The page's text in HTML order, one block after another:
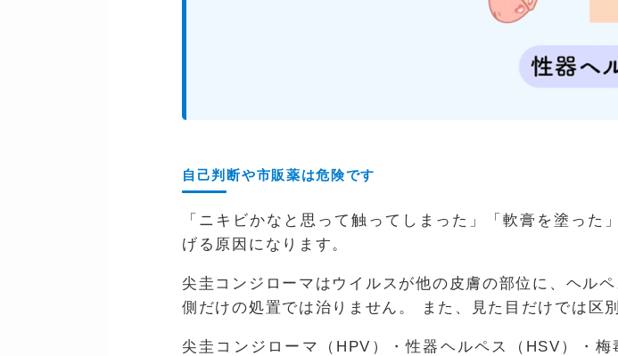
自己判断や市販薬は危険です
「ニキビかなと思って触ってしまった」「軟膏を塗っ
げる原因になります。
尖圭コンジローマはウイルスが他の皮膚の部位に、ヘル
側だけの処置では治りません。 また、見た目だけでは区
尖圭コンジローマ（HPV）・性器ヘルペス（HSV）・